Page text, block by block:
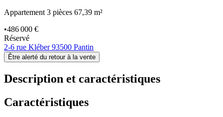
Appartement 3 pièces 67,39 m²
•486 000 €
Réservé
2-6 rue Kléber 93500 Pantin
Être alerté du retour à la vente
Description et caractéristiques
Caractéristiques